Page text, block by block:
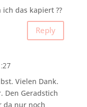
das kapiert ??
Reply
Vielen Dank.
Den Geradstich
da nur noch